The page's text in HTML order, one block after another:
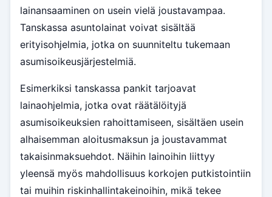
lainansaaminen on usein vielä joustavampaa.
Tanskassa asuntolainat voivat sisältää
erityisohjelmia, jotka on suunniteltu tukemaan
asumisoikeusjärjestelmiä.
Esimerkiksi tanskassa pankit tarjoavat
lainaohjelmia, jotka ovat räätälöityjä
asumisoikeuksien rahoittamiseen, sisältäen usein
alhaisemman aloitusmaksun ja joustavammat
takaisinmaksuehdot. Näihin lainoihin liittyy
yleensä myös mahdollisuus korkojen putkistointiin
tai muihin riskinhallintakeinoihin, mikä tekee